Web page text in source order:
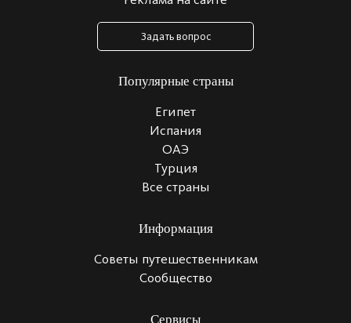
Задать вопрос
Популярные страны
Египет
Испания
ОАЭ
Турция
Все страны
Информация
Советы путешественникам
Сообщество
Сервисы